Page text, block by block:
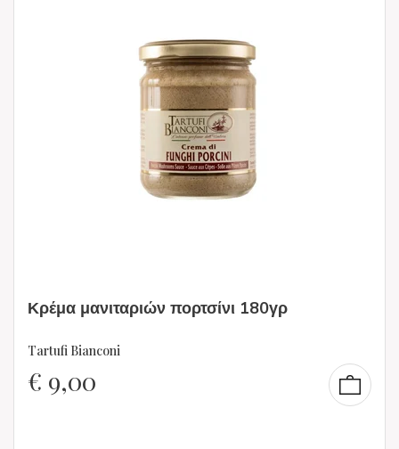
Κρέμα μανιταριών πορτσίνι 180γρ
Tartufi Bianconi
€ 9,00